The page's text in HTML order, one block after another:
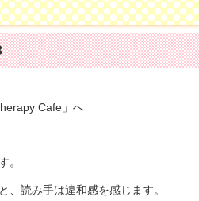
Cafe」へ
。
、読み手は違和感を感じます。